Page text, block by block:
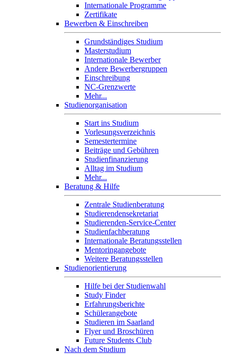
Internationale Programme
Zertifikate
Bewerben & Einschreiben
Grundständiges Studium
Masterstudium
Internationale Bewerber
Andere Bewerbergruppen
Einschreibung
NC-Grenzwerte
Mehr...
Studienorganisation
Start ins Studium
Vorlesungsverzeichnis
Semestertermine
Beiträge und Gebühren
Studienfinanzierung
Alltag im Studium
Mehr...
Beratung & Hilfe
Zentrale Studienberatung
Studierendensekretariat
Studierenden-Service-Center
Studienfachberatung
Internationale Beratungsstellen
Mentoringangebote
Weitere Beratungsstellen
Studienorientierung
Hilfe bei der Studienwahl
Study Finder
Erfahrungsberichte
Schülerangebote
Studieren im Saarland
Flyer und Broschüren
Future Students Club
Nach dem Studium